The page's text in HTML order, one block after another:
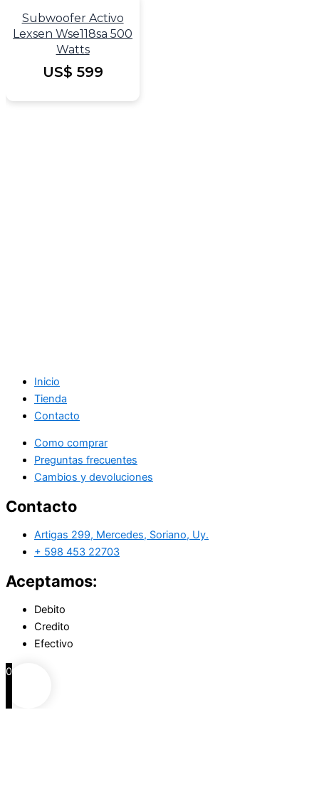
Subwoofer Activo
Lexsen Wse118sa 500
Watts
US$ 599
Inicio
Tienda
Contacto
Como comprar
Preguntas frecuentes
Cambios y devoluciones
Contacto
Artigas 299, Mercedes, Soriano, Uy.
+ 598 453 22703
Aceptamos:
Debito
Credito
Efectivo
0